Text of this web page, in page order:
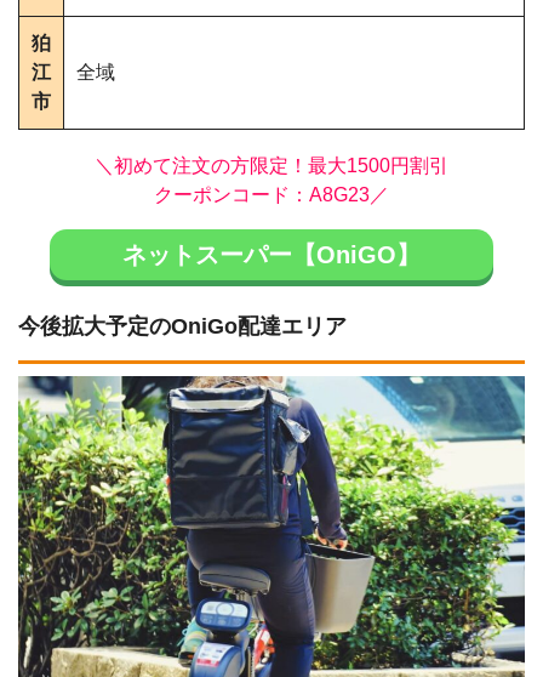
狛
江
市
全域
＼初めて注文の方限定！最大1500円割引
クーポンコード：A8G23／
ネットスーパー【OniGO】
今後拡大予定のOniGo配達エリア